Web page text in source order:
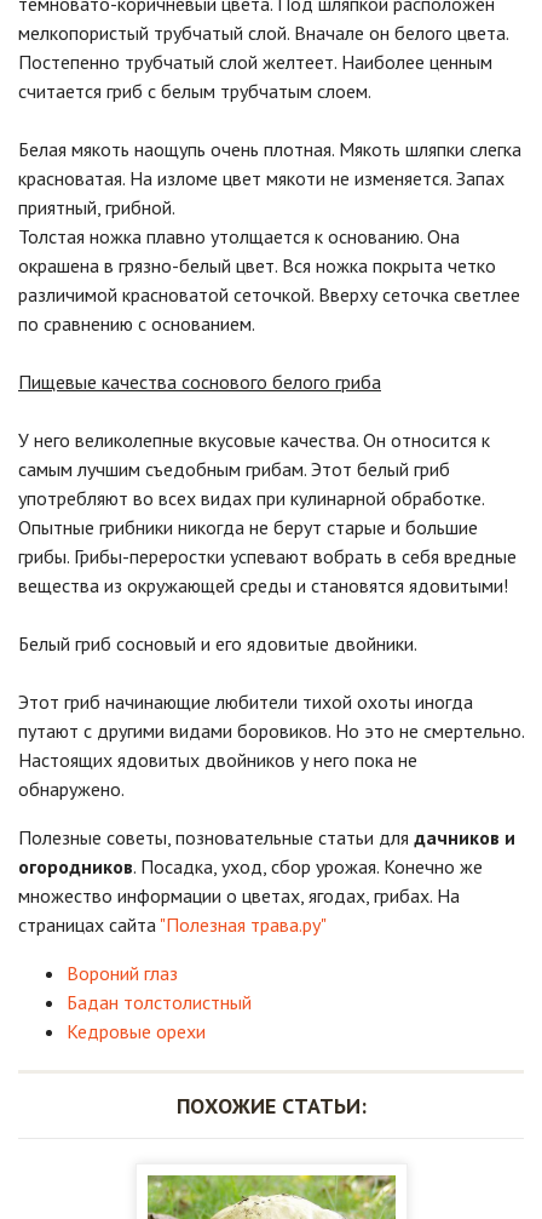
мелкопористый трубчатый слой. Вначале он белого цвета.
Постепенно трубчатый слой желтеет. Наиболее ценным
считается гриб с белым трубчатым слоем.
Белая мякоть наощупь очень плотная. Мякоть шляпки слегка
красноватая. На изломе цвет мякоти не изменяется. Запах
приятный, грибной.
Толстая ножка плавно утолщается к основанию. Она
окрашена в грязно-белый цвет. Вся ножка покрыта четко
различимой красноватой сеточкой. Вверху сеточка светлее
по сравнению с основанием.
Пищевые качества соснового белого гриба
У него великолепные вкусовые качества. Он относится к
самым лучшим съедобным грибам. Этот белый гриб
употребляют во всех видах при кулинарной обработке.
Опытные грибники никогда не берут старые и большие
грибы. Грибы-переростки успевают вобрать в себя вредные
вещества из окружающей среды и становятся ядовитыми!
Белый гриб сосновый и его ядовитые двойники.
Этот гриб начинающие любители тихой охоты иногда
путают с другими видами боровиков. Но это не смертельно.
Настоящих ядовитых двойников у него пока не
обнаружено.
Полезные советы, позновательные статьи для дачников и
огородников. Посадка, уход, сбор урожая. Конечно же
множество информации о цветах, ягодах, грибах. На
страницах сайта "Полезная трава.ру"
Вороний глаз
Бадан толстолистный
Кедровые орехи
ПОХОЖИЕ СТАТЬИ: